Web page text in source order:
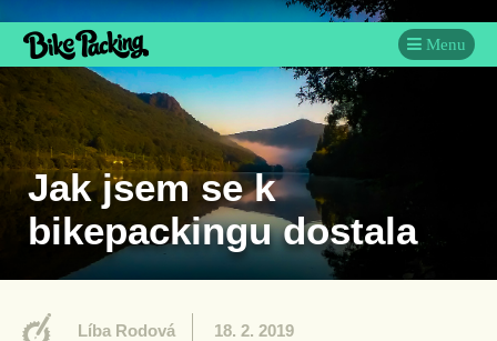
Menu
Jak jsem se k
bikepackingu dostala
Líba Rodová 18. 2. 2019